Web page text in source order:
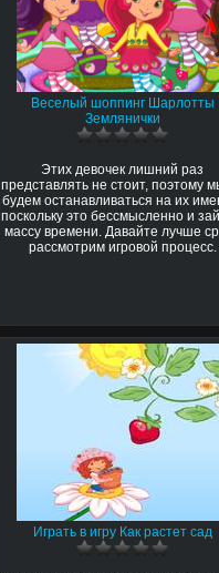
Веселый шоппинг Шарлотты
Землянички
Этих девочек лишний раз
представлять не стоит, поэтому
будем останавливаться на их
поскольку это бессмысленно и
массу времени. Давайте лучше
рассмотрим игровой процесс.
Играть в игру Как растет сад